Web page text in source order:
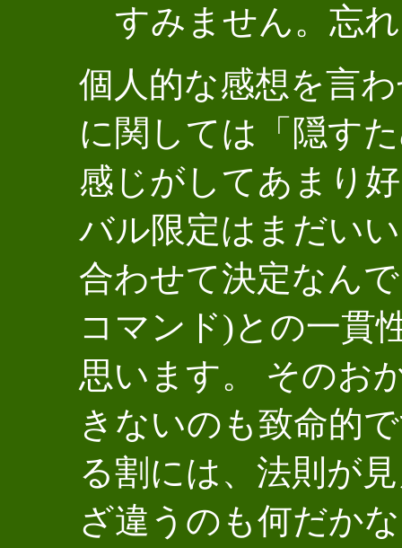
すみません。忘
個人的な感想を言
に関しては「隠す
感じがしてあまり
バル限定はまだい
合わせて決定なん
コマンド)との一貫
思います。 そのお
きないのも致命的
る割には、法則が
ざ違うのも何だか